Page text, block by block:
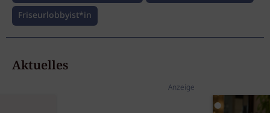
Friseurlobbyist*in
Aktuelles
Anzeige